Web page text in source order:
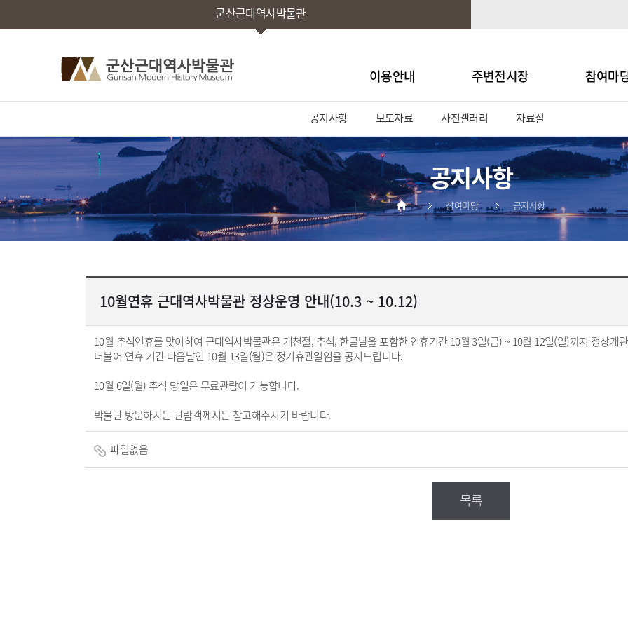
군산근대역사박물관
이용안내 주변전시장 참여마
공지사항 보도자료 사진갤러리 자료실
공지사항
참여마당 공지사항
10월연휴 근대역사박물관 정상운영 안내(10.3 ~ 10.12)
10월 추석연휴를 맞이하여 근대역사박물관은 개천절, 추석, 한글날을 포함한 연휴기간 10월 3일(금) ~ 10월 12일(일)까지 정상개
더불어 연휴 기간 다음날인 10월 13일(월)은 정기휴관일임을 공지드립니다.
10월 6일(월) 추석 당일은 무료관람이 가능합니다.
박물관 방문하시는 관람객께서는 참고해주시기 바랍니다.
파일없음
목록